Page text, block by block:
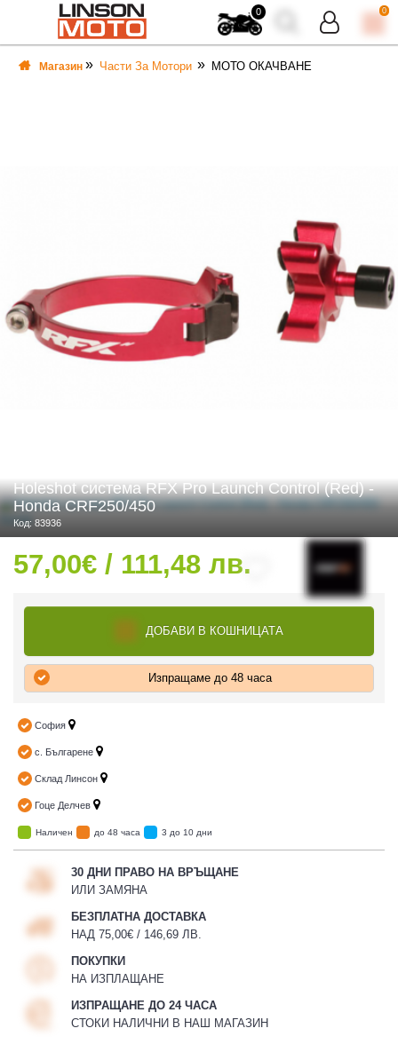
ЕКИПИРОВКА
0 0
Магазин Части За Мотори МОТО ОКАЧВАНЕ
Holeshot система RFX Pro Launch Control (Red) -
Honda CRF250/450
Код: 83936
57,00€ / 111,48 лв.
ДОБАВИ В КОШНИЦАТА
Изпращаме до 48 часа
София
с. Българене
Склад Линсон
Гоце Делчев
Наличен до 48 часа 3 до 10 дни
30 ДНИ ПРАВО НА ВРЪЩАНЕ
ИЛИ ЗАМЯНА
БЕЗПЛАТНА ДОСТАВКА
НАД 75,00€ / 146,69 ЛВ.
ПОКУПКИ
НА ИЗПЛАЩАНЕ
ИЗПРАЩАНЕ ДО 24 ЧАСА
СТОКИ НАЛИЧНИ В НАШ МАГАЗИН